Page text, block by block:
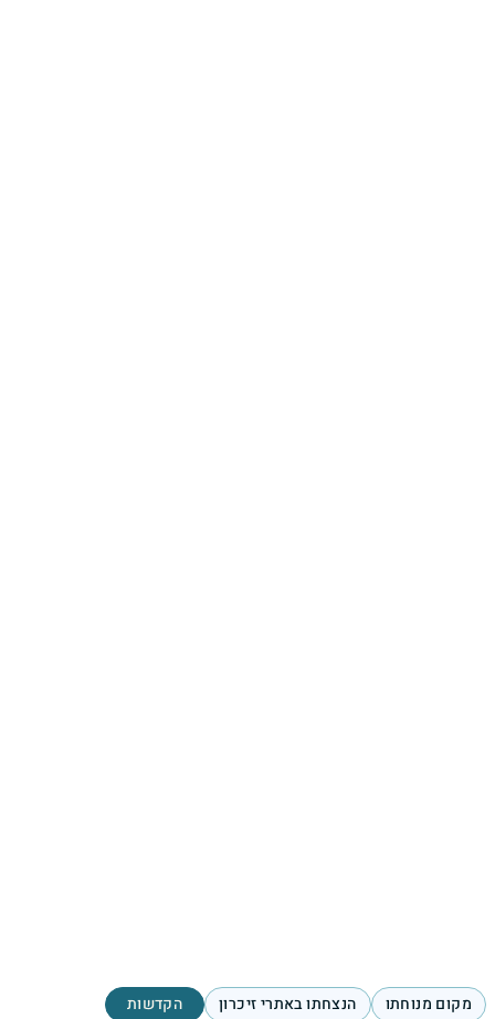
מקום מנוחתו הנצחתו באתרי זיכרון הקדשות